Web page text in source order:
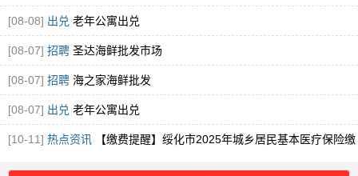
[08-08] 出兑 老年公寓出兑
[08-07] 招聘 圣达海鲜批发市场
[08-07] 招聘 海之家海鲜批发
[08-07] 出兑 老年公寓出兑
[10-11] 热点资讯 【缴费提醒】绥化市2025年城乡居民基本医疗保险缴
费提醒！